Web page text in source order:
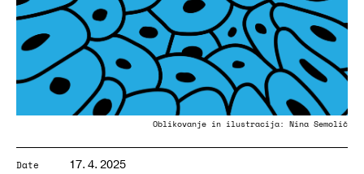
Oblikovanje in ilustracija: Nina Semolič
Date 17. 4. 2025